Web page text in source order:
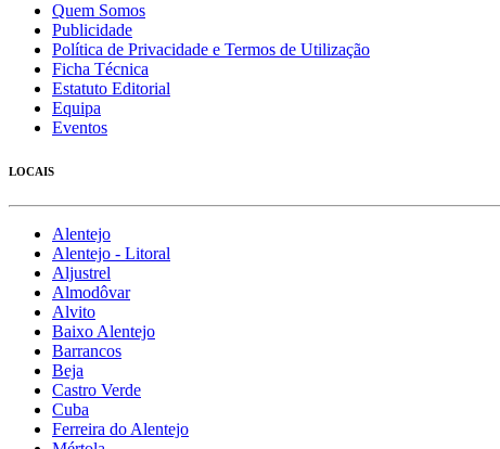
Quem Somos
Publicidade
Política de Privacidade e Termos de Utilização
Ficha Técnica
Estatuto Editorial
Equipa
Eventos
LOCAIS
Alentejo
Alentejo - Litoral
Aljustrel
Almodôvar
Alvito
Baixo Alentejo
Barrancos
Beja
Castro Verde
Cuba
Ferreira do Alentejo